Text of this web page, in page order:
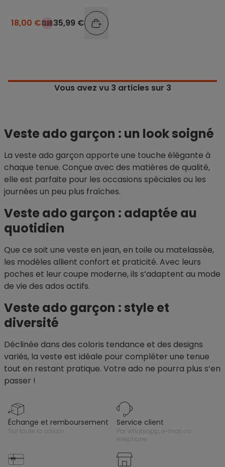
18,00 € 35,99 €
Vous avez vu 3 articles sur 3
Veste ado garçon : un look soigné
La veste ado garçon apporte une touche élégante à
chaque tenue. Conçue avec des matières de qualité,
elle est parfaite pour les occasions spéciales ou les
journées un peu plus fraîches.
Veste ado garçon : adaptée au
quotidien
Que ce soit une veste en jean, en toile ou matelassée,
les modèles allient confort et praticité. Avec leurs
poches et leur coupe moderne, ils s’adaptent au mode
de vie des ados actifs.
Veste ado garçon : style et
diversité
Déclinée dans des coloris tendance et des designs
variés, la veste est idéale pour compléter une tenue
tout en restant pratique. Votre ado ne pourra plus s’en
passer !
échange et remboursement
sur toute la saison
service client
par whatsapp, e-mail ou
téléphone